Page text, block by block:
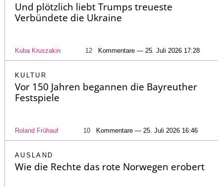
Und plötzlich liebt Trumps treueste
Verbündete die Ukraine
Kuba Kruszakin 12 Kommentare — 25. Juli 2026 17:28
KULTUR
Vor 150 Jahren begannen die Bayreuther
Festspiele
Roland Frühauf 10 Kommentare — 25. Juli 2026 16:46
AUSLAND
Wie die Rechte das rote Norwegen erobert